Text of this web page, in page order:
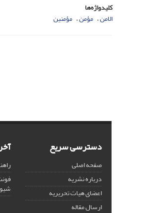
کلیدواژه‌ها
الامن مؤمن مؤمنین
دسترسی سریع
صفحه اصلی
درباره نشریه
اعضای هیات تحریریه
ارسال مقاله